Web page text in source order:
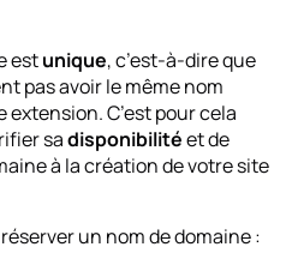
estunique, c’est-à-dire que
pas avoir le même nom
C’est pour cela
sadisponibilitéet de
à la création de votre site
un nom de domaine :